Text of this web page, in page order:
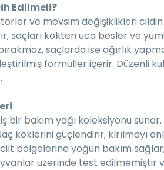
Edilmeli?
ve mevsim değişiklikleri
saçları kökten uca besler ve
saçlarda ise ağırlık
formüller içerir. Düzenli
bakım yağı koleksiyonu
köklerini güçlendirir, kırılmayı
bölgelerine yoğun bakım
üzerinde test edilmemiştir